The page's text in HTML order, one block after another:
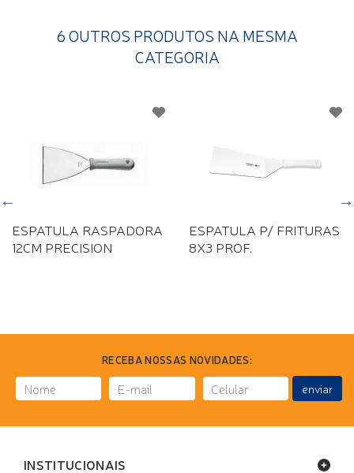
6 OUTROS PRODUTOS NA MESMA
CATEGORIA
ESPATULA RASPADORA
12CM PRECISION
ESPATULA P/ FRITURAS
8X3 PROF.
RECEBA NOSSAS NOVIDADES:
enviar
INSTITUCIONAIS